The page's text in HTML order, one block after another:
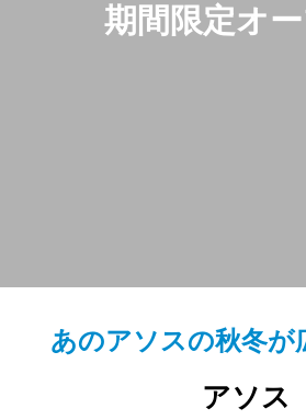
期間限定オ
あのアソスの秋冬が
アソス